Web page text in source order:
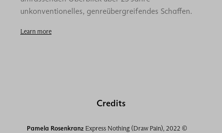
unkonventionelles, genreübergreifendes Schaffen.
Learn more
Credits
Pamela Rosenkranz Express Nothing (Draw Pain), 2022 ©